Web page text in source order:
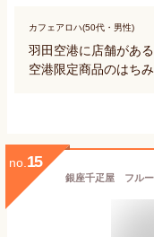
カフェアロハ(50代・男性)
羽田空港に店舗があ
空港限定商品のはち
no. 15